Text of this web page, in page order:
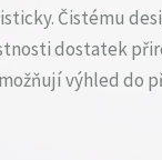
Čistému
dostatek
výhled do